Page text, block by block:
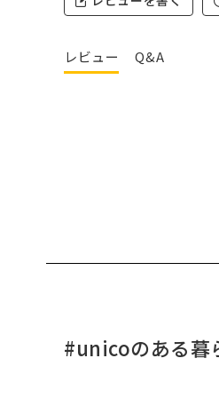
レビュー Q&A
#unicoのある暮